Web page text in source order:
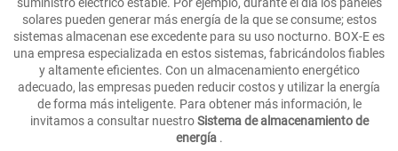
solares pueden generar más energía de la que se consume; estos
sistemas almacenan ese excedente para su uso nocturno. BOX-E es
una empresa especializada en estos sistemas, fabricándolos fiables
y altamente eficientes. Con un almacenamiento energético
adecuado, las empresas pueden reducir costos y utilizar la energía
de forma más inteligente. Para obtener más información, le
invitamos a consultar nuestroSistema de almacenamiento de
energía .